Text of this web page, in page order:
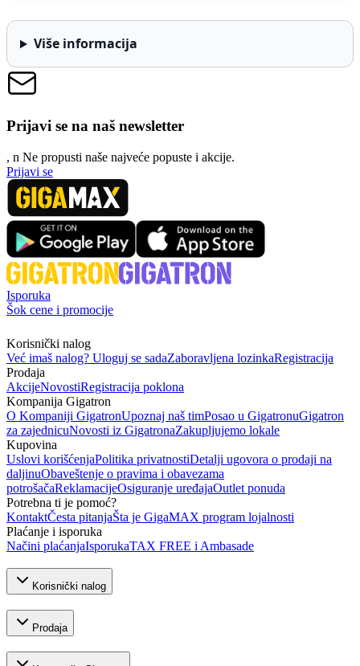
Više informacija
Prijavi se na naš newsletter
, n Ne propusti naše najveće popuste i akcije.
Prijavi se
Isporuka
Šok cene i promocije
Korisnički nalog
Već imaš nalog? Uloguj se sadaZaboravljena lozinkaRegistracija
Prodaja
AkcijeNovostiRegistracija poklona
Kompanija Gigatron
O Kompaniji GigatronUpoznaj naš timPosao u GigatronuGigatron
za zajednicuNovosti iz GigatronaZakupljujemo lokale
Kupovina
Uslovi korišćenjaPolitika privatnostiDetalji ugovora o prodaji na
daljinuObaveštenje o pravima i obavezama
potrošačaReklamacijeOsiguranje uređajaOutlet ponuda
Potrebna ti je pomoć?
KontaktČesta pitanjaŠta je GigaMAX program lojalnosti
Plaćanje i isporuka
Načini plaćanjaIsporukaTAX FREE i Ambasade
Korisnički nalog
Prodaja